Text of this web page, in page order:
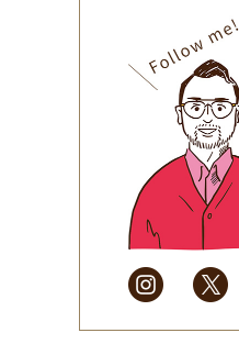
(32)
2025年9月(30)
2025年8月(31)
2025年7月(37)
2025年6月(48)
2025年5月
(41)
2025年4月
(32)
2025年3月(31)
2025年2月
(28)
2025年1月
(34)